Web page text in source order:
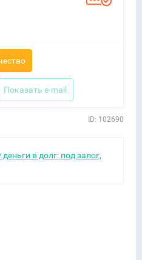
Показать e-mail
ID: 102690
в долг: под залог,